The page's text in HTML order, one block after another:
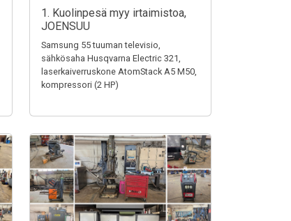
1. Kuolinpesä myy irtaimistoa,
JOENSUU
Samsung 55 tuuman televisio,
sähkösaha Husqvarna Electric 321,
laserkaiverruskone AtomStack A5 M50,
kompressori (2 HP)